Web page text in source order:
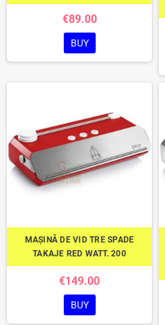
€89.00
BUY
MAȘINĂ DE VID TRE SPADE
TAKAJE RED WATT. 200
€149.00
BUY